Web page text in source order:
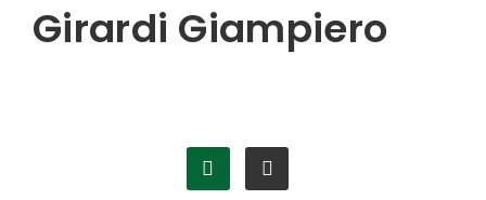
Girardi Giampiero